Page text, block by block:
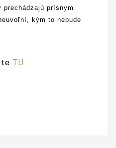
prísnym
kým to nebude
TU